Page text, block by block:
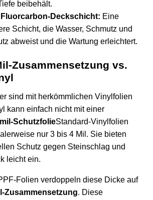
beibehält.
Deckschicht: Eine
Schicht, die Wasser, Schmutz und
abweist und die Wartung erleichtert.
Zusammensetzung vs.
sind mit herkömmlichen Vinylfolien
kann einfach nicht mit einer
SchutzfolieStandard-Vinylfolien
nur 3 bis 4 Mil. Sie bieten
Schutz gegen Steinschlag und
leicht ein.
Folien verdoppeln diese Dicke auf
Zusammensetzung. Diese